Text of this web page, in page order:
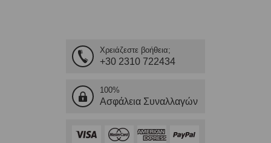
Χρειάζεστε βοήθεια;
+30 2310 722434
100%
Ασφάλεια Συναλλαγών